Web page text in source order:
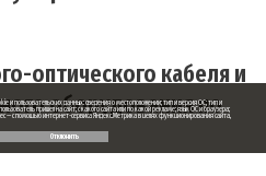
оптического кабеля и
оборудования по
и пользовательских данных: сведения о местоположении; тип и версия ОС; тип и
пришел на сайт; с какого сайта или по какой рекламе; язык ОС и браузера;
— с помощью интернет-сервиса Яндекс.Метрика в целях функционирования сайта,
Отклонить